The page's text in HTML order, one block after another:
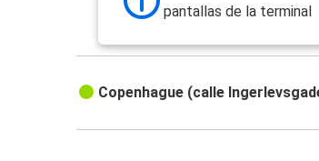
pantallas de la terminal
Copenhague (calle